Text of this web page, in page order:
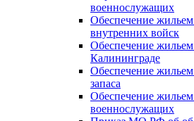
военнослужащих
Обеспечение
внутренних войск
Обеспечение
Калининграде
Обеспечение
запаса
Обеспечение
военнослужащих